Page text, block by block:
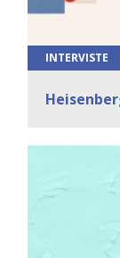
INTERVISTE